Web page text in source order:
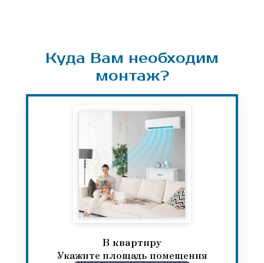
Куда Вам необходим
монтаж?
В квартиру​​​​​​​
Укажите площадь помещения